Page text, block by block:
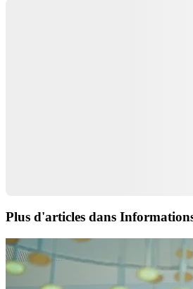
Plus d'articles dans